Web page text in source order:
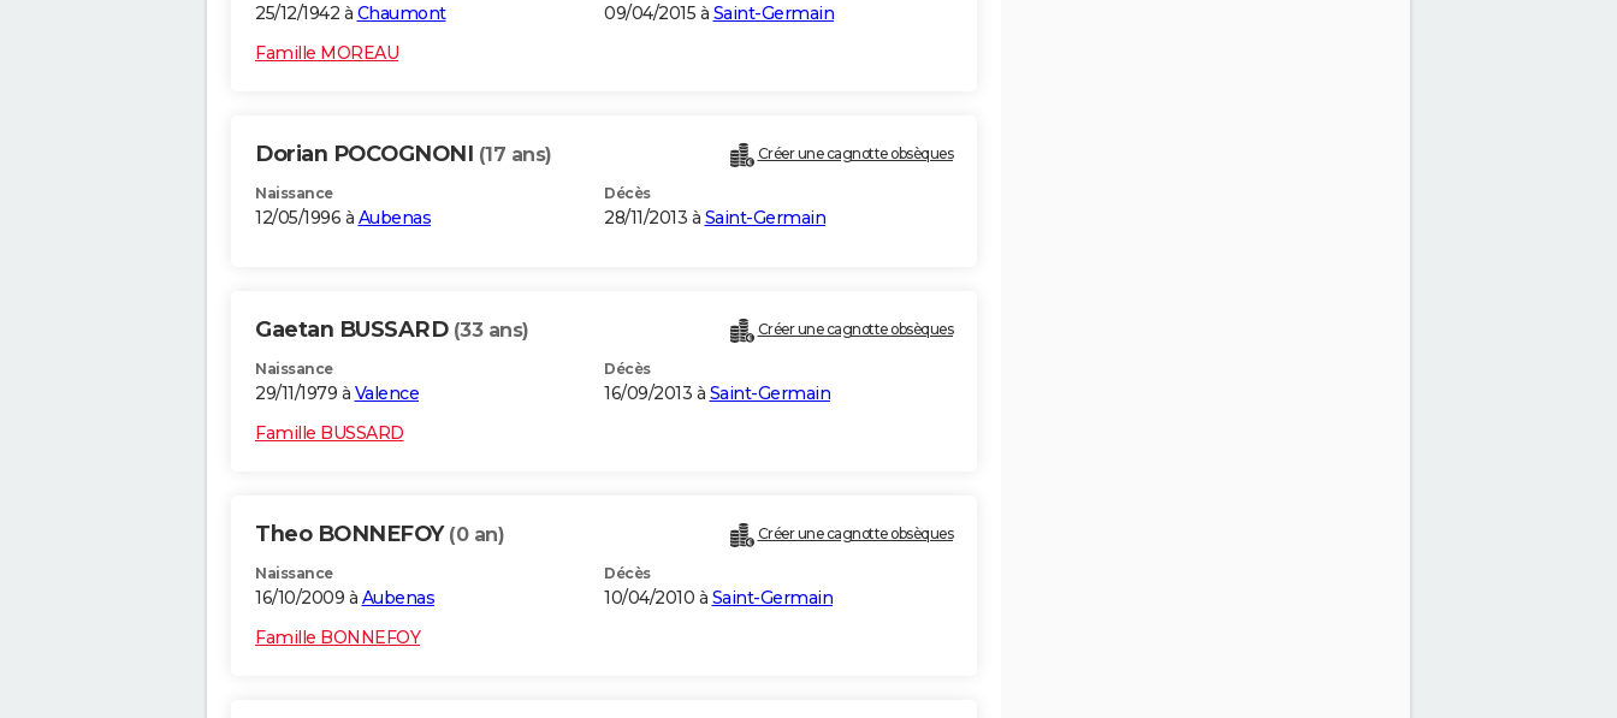
25/12/1942 à Chaumont 09/04/2015 à Saint-Germain
Famille MOREAU
Dorian POCOGNONI (17 ans) Créer une cagnotte obsèques
Naissance
12/05/1996 à Aubenas
Décès
28/11/2013 à Saint-Germain
Gaetan BUSSARD (33 ans) Créer une cagnotte obsèques
Naissance
29/11/1979 à Valence
Décès
16/09/2013 à Saint-Germain
Famille BUSSARD
Theo BONNEFOY (0 an) Créer une cagnotte obsèques
Naissance
16/10/2009 à Aubenas
Décès
10/04/2010 à Saint-Germain
Famille BONNEFOY